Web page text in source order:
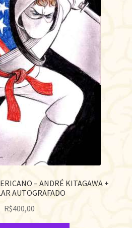
– ANDRÉ KITAGAWA +
AUTOGRAFADO
R$400,00